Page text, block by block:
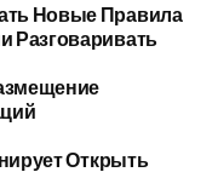
Новые Правила
Разговаривать
Открыть